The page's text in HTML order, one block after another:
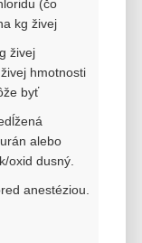
(čo
kg živej
živej
hmotnosti
byť
alebo
oxid dusný.
anestéziou.